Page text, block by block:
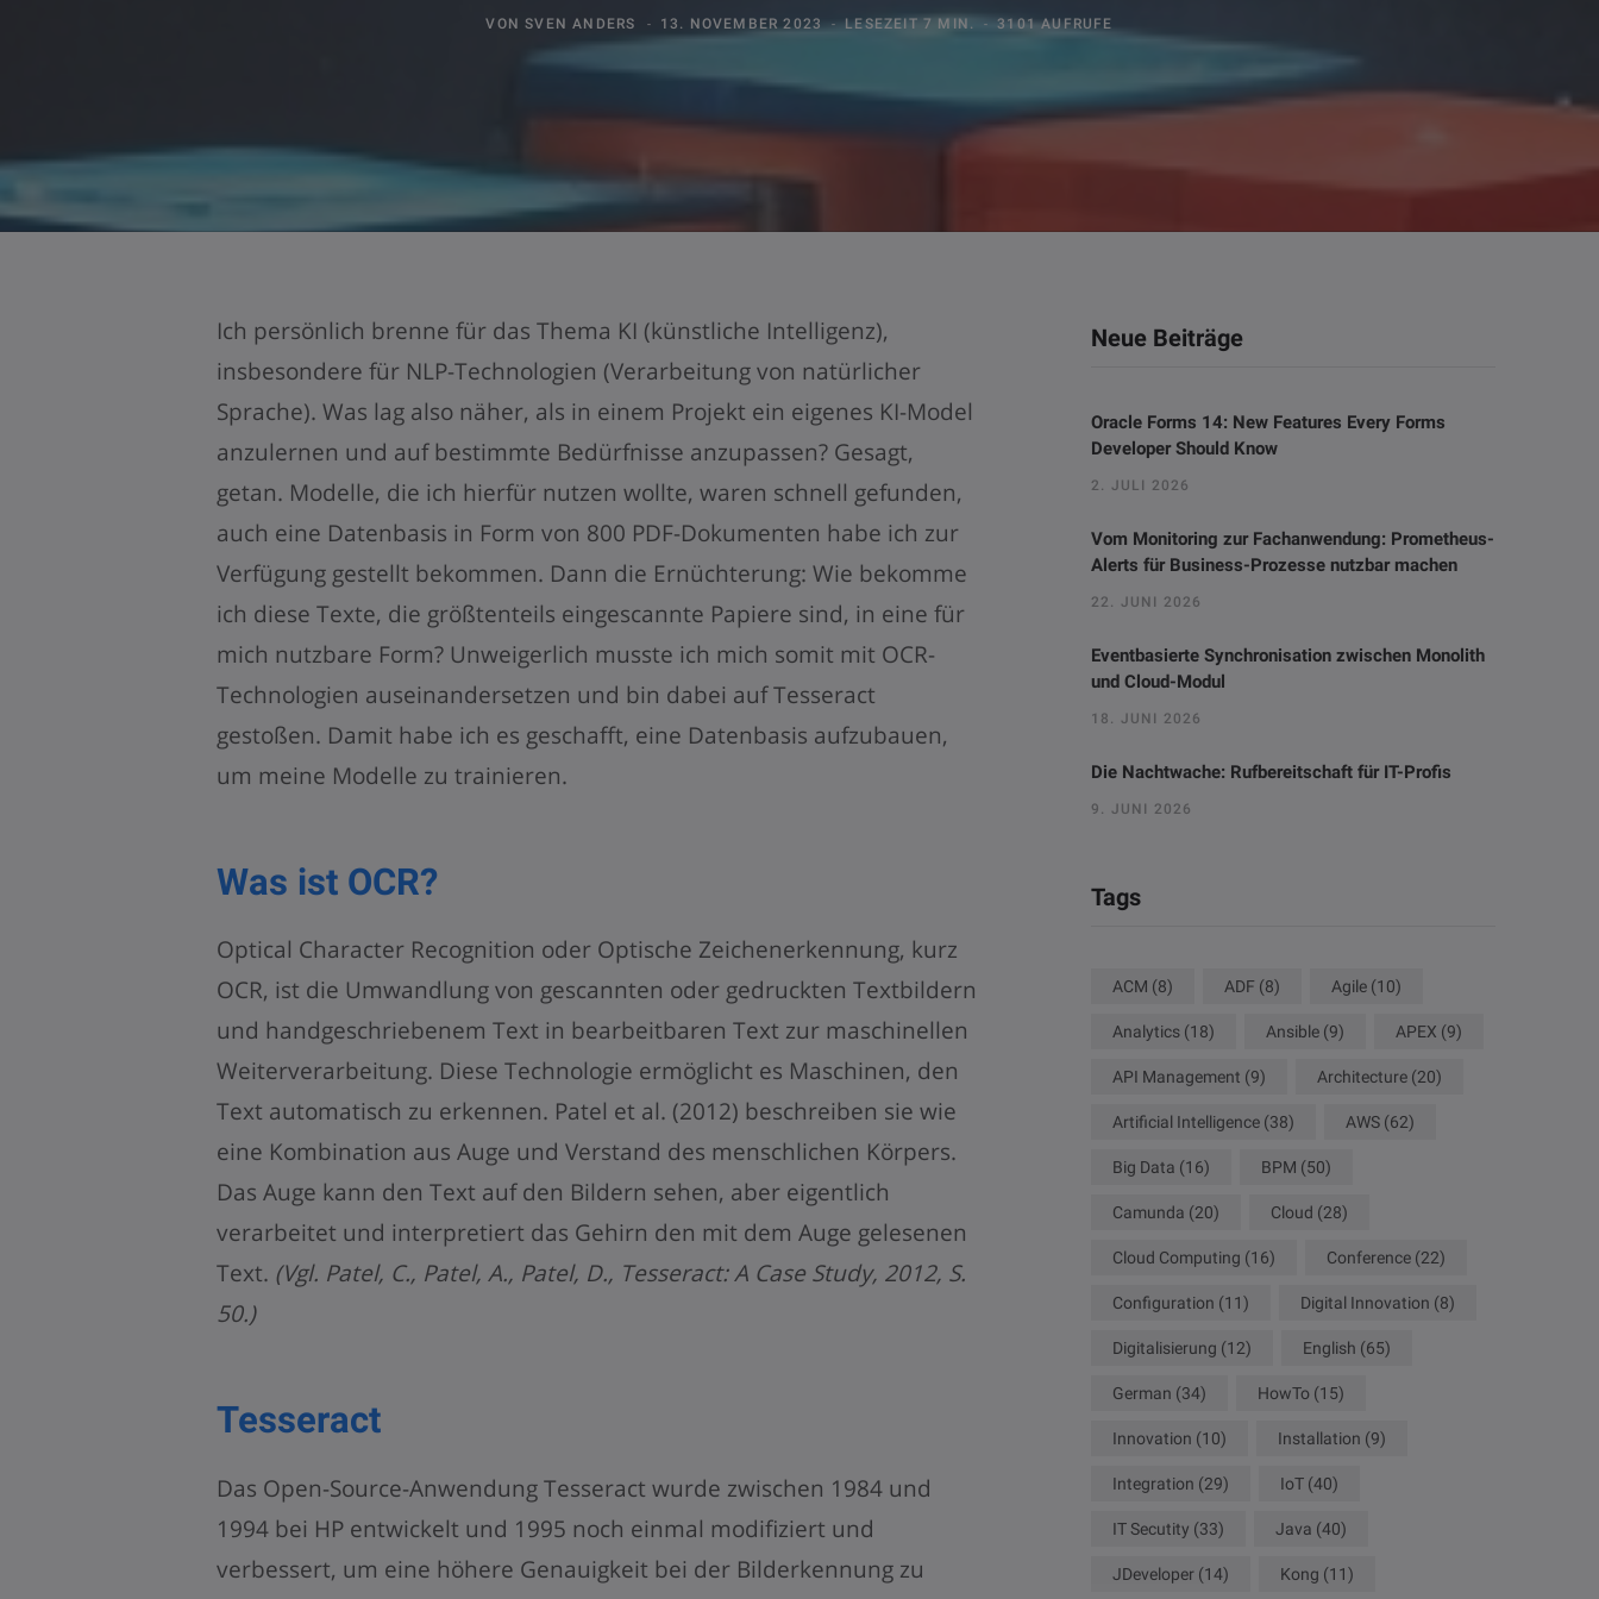
VONSVEN ANDERS 13. NOVEMBER 2023 LESEZEIT 7 MIN. 3101 AUFRUFE
Ich persönlich brenne für das Thema KI (künstliche Intelligenz),
insbesondere für NLP-Technologien (Verarbeitung von natürlicher
Sprache). Was lag also näher, als in einem Projekt ein eigenes KI-Model
anzulernen und auf bestimmte Bedürfnisse anzupassen? Gesagt,
getan. Modelle, die ich hierfür nutzen wollte, waren schnell gefunden,
auch eine Datenbasis in Form von 800 PDF-Dokumenten habe ich zur
Verfügung gestellt bekommen. Dann die Ernüchterung: Wie bekomme
ich diese Texte, die größtenteils eingescannte Papiere sind, in eine für
mich nutzbare Form? Unweigerlich musste ich mich somit mit OCR-
Technologien auseinandersetzen und bin dabei auf Tesseract
gestoßen. Damit habe ich es geschafft, eine Datenbasis aufzubauen,
um meine Modelle zu trainieren.
Was ist OCR?
Optical Character Recognition oder Optische Zeichenerkennung, kurz
OCR, ist die Umwandlung von gescannten oder gedruckten Textbildern
und handgeschriebenem Text in bearbeitbaren Text zur maschinellen
Weiterverarbeitung. Diese Technologie ermöglicht es Maschinen, den
Text automatisch zu erkennen. Patel et al. (2012) beschreiben sie wie
eine Kombination aus Auge und Verstand des menschlichen Körpers.
Das Auge kann den Text auf den Bildern sehen, aber eigentlich
verarbeitet und interpretiert das Gehirn den mit dem Auge gelesenen
Text. (Vgl. Patel, C., Patel, A., Patel, D., Tesseract: A Case Study, 2012, S.
50.)
Tesseract
Das Open-Source-Anwendung Tesseract wurde zwischen 1984 und
1994 bei HP entwickelt und 1995 noch einmal modifiziert und
verbessert, um eine höhere Genauigkeit bei der Bilderkennung zu
Neue Beiträge
Oracle Forms 14: New Features Every Forms
Developer Should Know
2. JULI 2026
Vom Monitoring zur Fachanwendung: Prometheus-
Alerts für Business-Prozesse nutzbar machen
22. JUNI 2026
Eventbasierte Synchronisation zwischen Monolith
und Cloud-Modul
18. JUNI 2026
Die Nachtwache: Rufbereitschaft für IT-Profis
9. JUNI 2026
Tags
ACM (8) ADF (8) Agile (10)
Analytics (18) Ansible (9) APEX (9)
API Management (9) Architecture (20)
Artificial Intelligence (38) AWS (62)
Big Data (16) BPM (50)
Camunda (20) Cloud (28)
Cloud Computing (16) Conference (22)
Configuration (11) Digital Innovation (8)
Digitalisierung (12) English (65)
German (34) HowTo (15)
Innovation (10) Installation (9)
Integration (29) IoT (40)
IT Secutity (33) Java (40)
JDeveloper (14) Kong (11)